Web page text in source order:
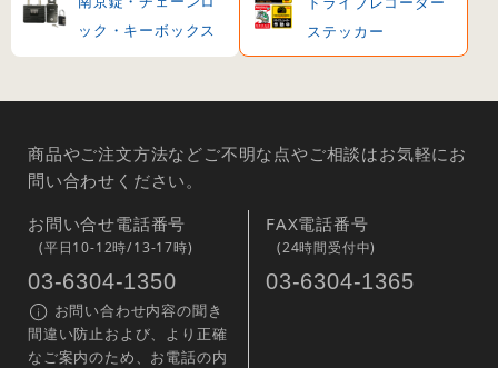
ック・キーボックス
ステッカー
商品やご注文方法などご不明な点やご相談はお気軽にお
問い合わせください。
お問い合せ電話番号
(平日10-12時/13-17時)
03-6304-1350
お問い合わせ内容の聞き
間違い防止および、より正確
なご案内のため、お電話の内
FAX電話番号
(24時間受付中)
03-6304-1365